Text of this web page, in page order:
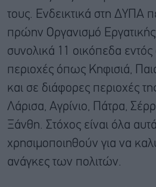
τους. Ενδεικτικά στη ΔΥΠΑ
πρώην Οργανισμό Εργατικής
συνολικά 11 οικόπεδα εντός
περιοχές όπως Κηφισιά,
και σε διάφορες περιοχές
Λάρισα, Αγρίνιο, Πάτρα,
Ξάνθη. Στόχος είναι όλα
χρησιμοποιηθούν για να
ανάγκες των πολιτών.